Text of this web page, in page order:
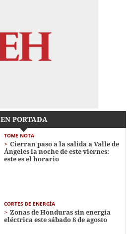
EN PORTADA
TOME NOTA
Cierran paso a la salida a Valle de
Ángeles la noche de este viernes:
este es el horario
CORTES DE ENERGÍA
Zonas de Honduras sin energía
eléctrica este sábado 8 de agosto